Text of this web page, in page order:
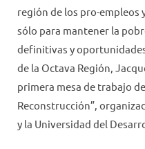
región de los pro-empleos
sólo para mantener la
definitivas y
de la Octava Región,
primera mesa de trabajo
Reconstrucción”,
y la Universidad del